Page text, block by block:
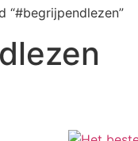
“#begrijpendlezen”